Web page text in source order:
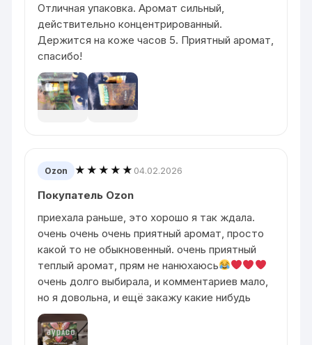
Отличная упаковка. Аромат сильный,
действительно концентрированный.
Держится на коже часов 5. Приятный аромат,
спасибо!
Ozon ★★★★★ 04.02.2026
Покупатель Ozon
приехала раньше, это хорошо я так ждала.
очень очень очень приятный аромат, просто
какой то не обыкновенный. очень приятный
теплый аромат, прям не нанюхаюсь
очень долго выбирала, и комментариев мало,
но я довольна, и ещё закажу какие нибудь